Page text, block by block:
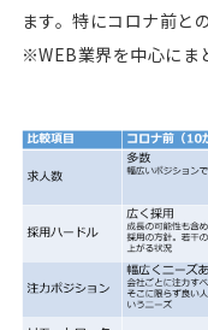
ます。特にコロナ前と
※WEB業界を中心にま